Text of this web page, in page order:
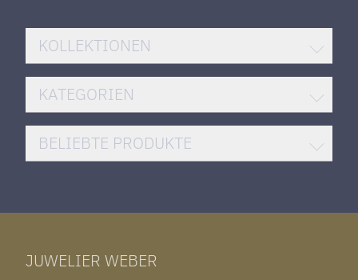
KOLLEKTIONEN
BREITLING SUPEROCEAN
ROLEX DATEJUST
HUBLOT BIG BANG
SANTOS DE CARTIER
IWC PORTUGIESER
KATEGORIEN
DAMENUHREN
HERRENUHREN
ARMSCHMUCK
OHRSCHMUCK
BELIEBTE PRODUKTE
TAG HEUER CARRERA
ROLEX SUBMARINER DATE
JUWELIER WEBER